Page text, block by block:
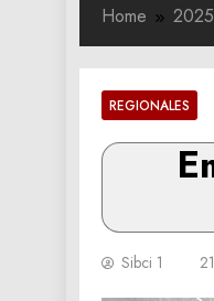
Home 2025
REGIONALES
Sibci 1